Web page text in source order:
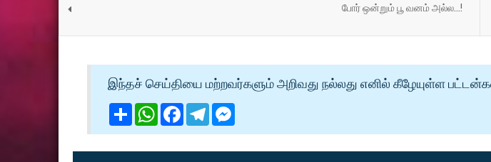
போர் ஒன்றும் பூ வனம் அல்ல...!
இந்தச் செய்தியை மற்றவர்களும் அறிவது நல்லது எனில் கீழேயுள்ள
ShareWhatsApp
Facebook
Telegram